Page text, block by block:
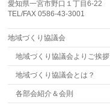
愛知県一宮市野口１丁目6-22
TEL/FAX 0586-43-3001
地域づくり協議会
地域づくり協議会よりご挨拶
地域づくり協議会とは？
各部会紹介＆会則